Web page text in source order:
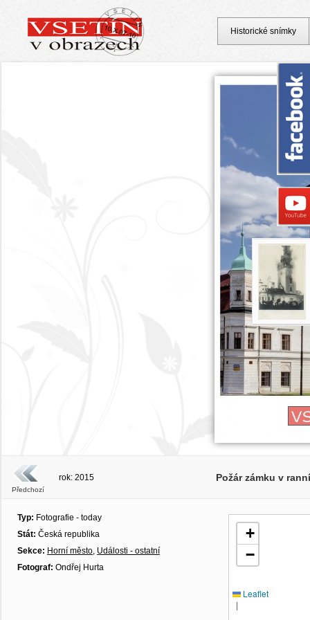
Předchozí
rok: 2015 Požár zámku v
Typ: Fotografie - today
Stát: Česká republika
Sekce: Horní město, Události - ostatní
Fotograf: Ondřej Hurta
+
−
Leaflet
|
Historické snímky